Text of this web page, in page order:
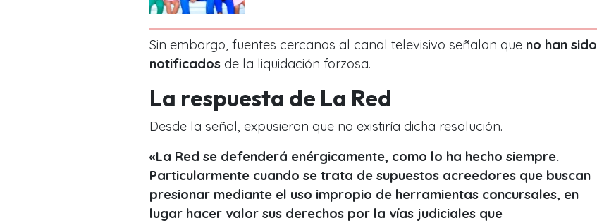
Sin embargo, fuentes cercanas al canal televisivo señalan que no han sido
notificados de la liquidación forzosa.
La respuesta de La Red
Desde la señal, expusieron que no existiría dicha resolución.
«La Red se defenderá enérgicamente, como lo ha hecho siempre.
Particularmente cuando se trata de supuestos acreedores que buscan
presionar mediante el uso impropio de herramientas concursales, en
lugar hacer valor sus derechos por la vías judiciales que